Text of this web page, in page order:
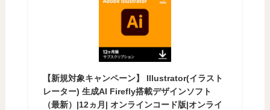
【新規対象キャンペーン】 Illustrator(イラスト
レーター) 生成AI Firefly搭載デザインソフト
（最新）|12ヵ月| オンラインコード版|オンライ